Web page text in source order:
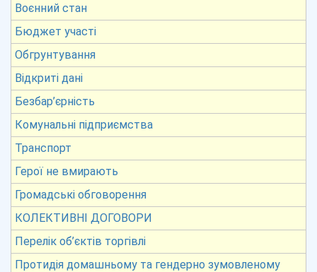
Воєнний стан
Бюджет участі
Обгрунтування
Відкриті дані
Безбар’єрність
Комунальні підприємства
Транспорт
Герої не вмирають
Громадські обговорення
КОЛЕКТИВНІ ДОГОВОРИ
Перелік об’єктів торгівлі
Протидія домашньому та гендерно зумовленому